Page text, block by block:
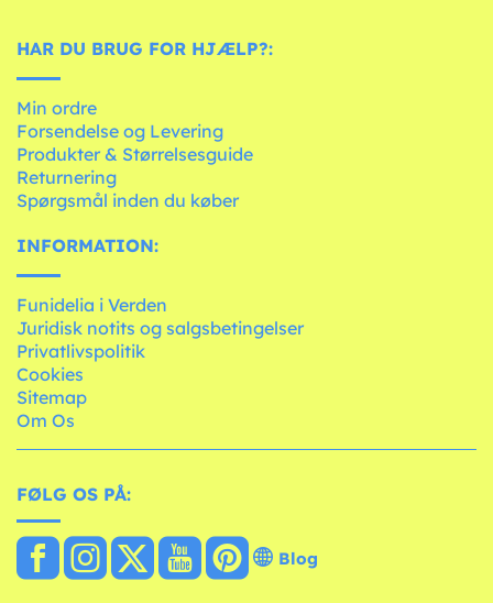
HAR DU BRUG FOR HJÆLP?:
Min ordre
Forsendelse og Levering
Produkter & Størrelsesguide
Returnering
Spørgsmål inden du køber
INFORMATION:
Funidelia i Verden
Juridisk notits og salgsbetingelser
Privatlivspolitik
Cookies
Sitemap
Om Os
FØLG OS PÅ:
Blog